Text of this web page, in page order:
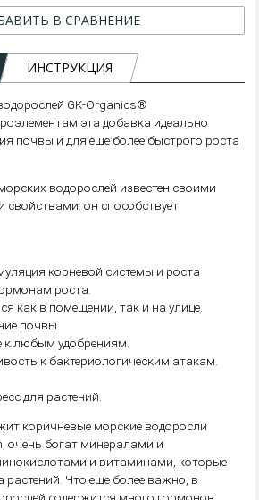
В СРАВНЕНИЕ
ИНСТРУКЦИЯ
GK-Organics®
эта добавка идеально
почвы и для еще более быстрого роста
водорослей известен своими
он способствует
корневой системы и роста
роста.
как в помещении, так и на улице.
почвы.
к любым удобрениям.
к бактериологическим атакам.
для растений.
коричневые морские водоросли
очень богат минералами и
и витаминами, которые
растений. Что еще более важно, в